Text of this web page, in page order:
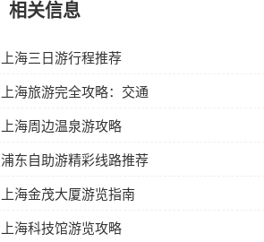
相关信息
上海三日游行程推荐
上海旅游完全攻略：交通
上海周边温泉游攻略
浦东自助游精彩线路推荐
上海金茂大厦游览指南
上海科技馆游览攻略